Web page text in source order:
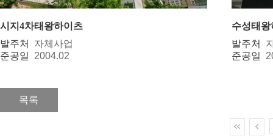
시지4차태왕하이츠
발주처 자체사업
준공일 2004.02
수성태
발주처
준공일
목록